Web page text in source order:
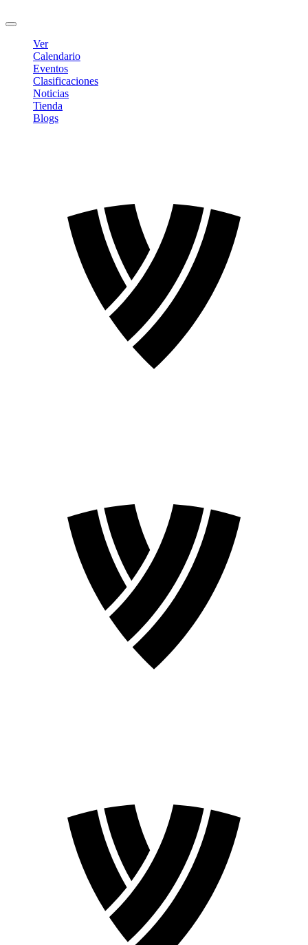
Ver
Calendario
Eventos
Clasificaciones
Noticias
Tienda
Blogs